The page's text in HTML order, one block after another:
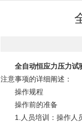
全自动恒应力压力试
注意事项的详细阐述：
操作规程
操作前的准备
1.人员培训：操作人员